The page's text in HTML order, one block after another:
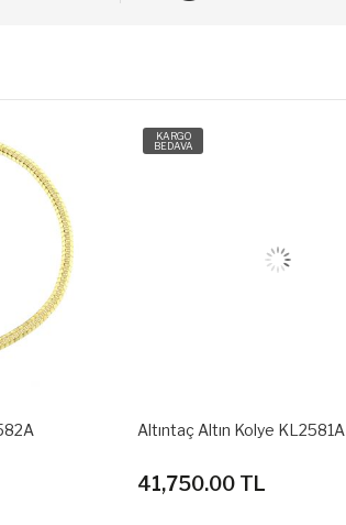
KARGO
BEDAVA
Altıntaç Altın Kolye KL2581A
41,750.00 TL